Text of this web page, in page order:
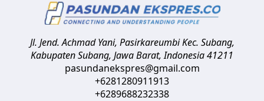
Jl. Jend. Achmad Yani, Pasirkareumbi Kec. Subang,
Kabupaten Subang, Jawa Barat,Indonesia41211
pasundanekspres@gmail.com
+6281280911913
+6289688232338